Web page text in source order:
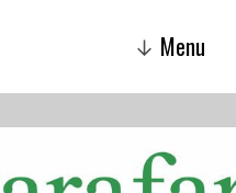
↓ Menu